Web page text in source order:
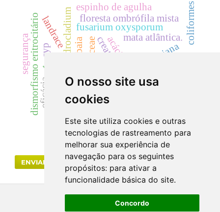
O nosso site usa
cookies
Este site utiliza cookies e outras
tecnologias de rastreamento para
melhorar sua experiência de
navegação para os seguintes
propósitos: para ativar a
funcionalidade básica do site.
Concordo
creatinina
dicksoniaceaedicksonia sellowiana
cylindrocladium
colletotrichum acutatum
fusarium oxysporum
acácias
cilindrúria.
uréia
floresta ombrófila mista
dismorfismo eritrocitário hematúria
landrace
samambaia mata atlântica.
segurança
eficácia
coliformes
espinho de agulha
cyp
ENVIAR SUBMISSÃO